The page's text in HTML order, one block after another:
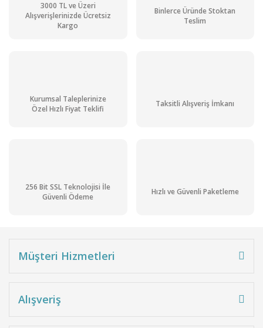
3000 TL ve Üzeri
Alışverişlerinizde Ücretsiz
Kargo
Binlerce Üründe Stoktan
Teslim
Kurumsal Taleplerinize
Özel Hızlı Fiyat Teklifi
Taksitli Alışveriş İmkanı
256 Bit SSL Teknolojisi İle
Güvenli Ödeme
Hızlı ve Güvenli Paketleme
Müşteri Hizmetleri
Alışveriş